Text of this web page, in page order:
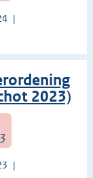
2023)